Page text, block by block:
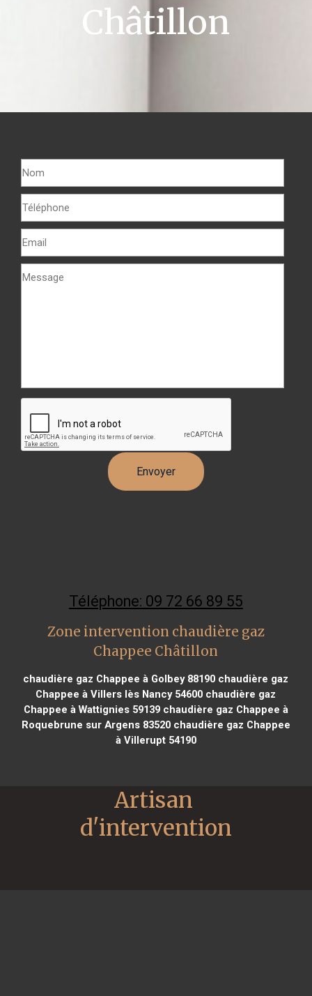
Châtillon
Téléphone: 09 72 66 89 55
Zone intervention chaudière gaz
Chappee Châtillon
chaudière gaz Chappee à Golbey 88190 chaudière gaz
Chappee à Villers lès Nancy 54600 chaudière gaz
Chappee à Wattignies 59139chaudière gaz Chappee à
Roquebrune sur Argens 83520chaudière gaz Chappee
à Villerupt 54190
Artisan
d'intervention